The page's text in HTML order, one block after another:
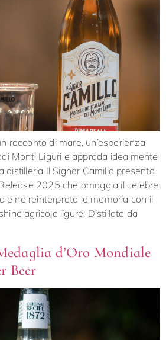
racconto di mare, un’esperienza
Monti Liguri e approda idealmente
distilleria Il Signor Camillo presenta
2025 che omaggia il celebre
e ne reinterpreta la memoria con il
agricolo ligure. Distillato da
d’Oro Mondiale
Beer